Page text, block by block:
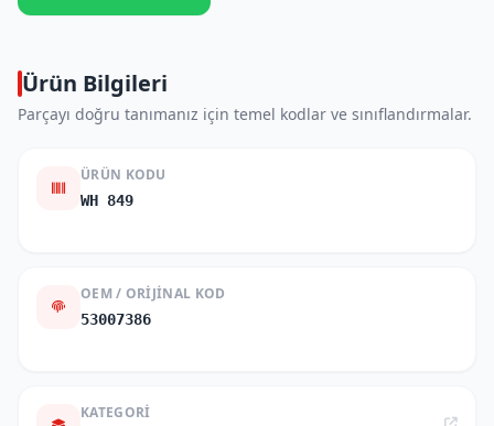
Ürün Bilgileri
Parçayı doğru tanımanız için temel kodlar ve sınıflandırmalar.
ÜRÜN KODU
WH 849
OEM / ORIJINAL KOD
53007386
KATEGORI